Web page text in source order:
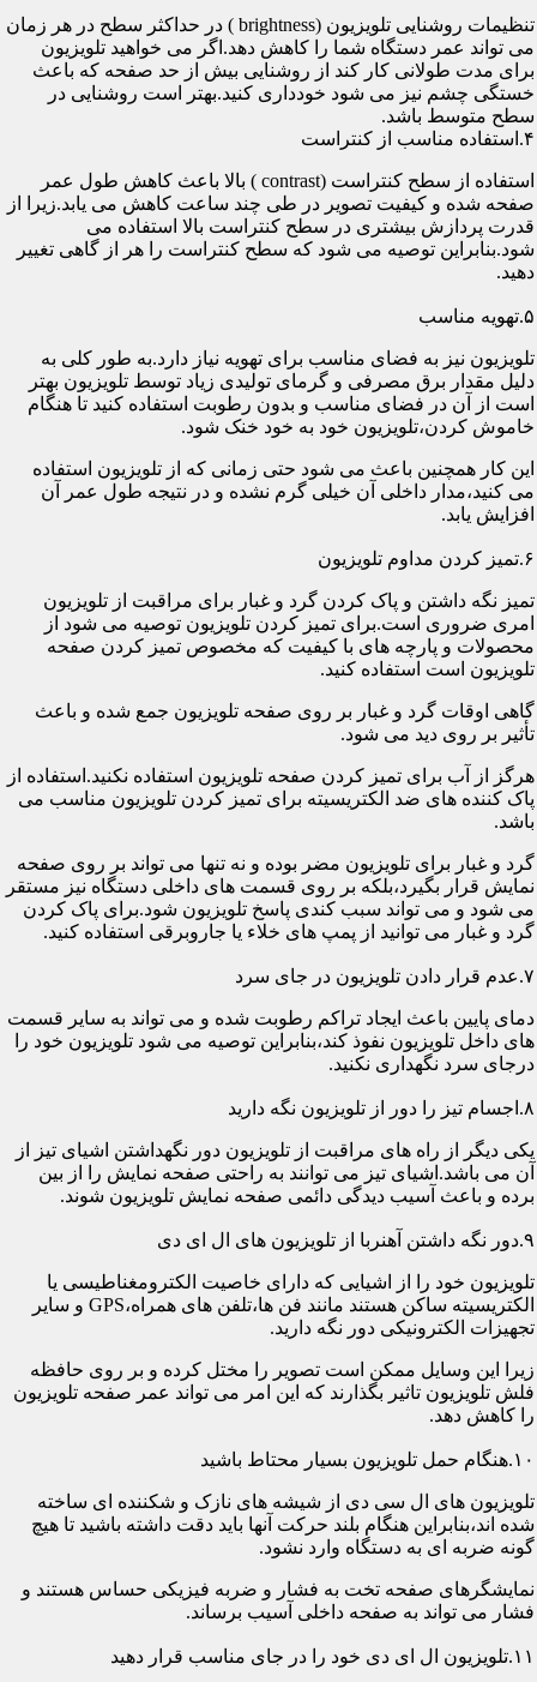
تنظیمات روشنایی تلویزیون (brightness ) در حداکثر سطح در هر زمان
می تواند عمر دستگاه شما را کاهش دهد.اگر می خواهید تلویزیون
برای مدت طولانی کار کند از روشنایی بیش از حد صفحه که باعث
خستگی چشم نیز می شود خودداری کنید.بهتر است روشنایی در
سطح متوسط باشد.
۴.استفاده مناسب از کنتراست
استفاده از سطح کنتراست (contrast ) بالا باعث کاهش طول عمر
صفحه شده و کیفیت تصویر در طی چند ساعت کاهش می یابد.زیرا از
قدرت پردازش بیشتری در سطح کنتراست بالا استفاده می
شود.بنابراین توصیه می شود که سطح کنتراست را هر از گاهی تغییر
دهید.
۵.تهویه مناسب
تلویزیون نیز به فضای مناسب برای تهویه نیاز دارد.به طور کلی به
دلیل مقدار برق مصرفی و گرمای تولیدی زیاد توسط تلویزیون بهتر
است از آن در فضای مناسب و بدون رطوبت استفاده کنید تا هنگام
خاموش کردن،تلویزیون خود به خود خنک شود.
این کار همچنین باعث می شود حتی زمانی که از تلویزیون استفاده
می کنید،مدار داخلی آن خیلی گرم نشده و در نتیجه طول عمر آن
افزایش یابد.
۶.تمیز کردن مداوم تلویزیون
تمیز نگه داشتن و پاک کردن گرد و غبار برای مراقبت از تلویزیون
امری ضروری است.برای تمیز کردن تلویزیون توصیه می شود از
محصولات و پارچه های با کیفیت که مخصوص تمیز کردن صفحه
تلویزیون است استفاده کنید.
گاهی اوقات گرد و غبار بر روی صفحه تلویزیون جمع شده و باعث
تأثیر بر روی دید می شود.
هرگز از آب برای تمیز کردن صفحه تلویزیون استفاده نکنید.استفاده از
پاک کننده های ضد الکتریسیته برای تمیز کردن تلویزیون مناسب می
باشد.
گرد و غبار برای تلویزیون مضر بوده و نه تنها می تواند بر روی صفحه
نمایش قرار بگیرد،بلکه بر روی قسمت های داخلی دستگاه نیز مستقر
می شود و می تواند سبب کندی پاسخ تلویزیون شود.برای پاک کردن
گرد و غبار می توانید از پمپ های خلاء یا جاروبرقی استفاده کنید.
۷.عدم قرار دادن تلویزیون در جای سرد
دمای پایین باعث ایجاد تراکم رطوبت شده و می تواند به سایر قسمت
های داخل تلویزیون نفوذ کند،بنابراین توصیه می شود تلویزیون خود را
درجای سرد نگهداری نکنید.
۸.اجسام تیز را دور از تلویزیون نگه دارید
یکی دیگر از راه های مراقبت از تلویزیون دور نگهداشتن اشیای تیز از
آن می باشد.اشیای تیز می توانند به راحتی صفحه نمایش را از بین
برده و باعث آسیب دیدگی دائمی صفحه نمایش تلویزیون شوند.
۹.دور نگه داشتن آهنربا از تلویزیون های ال ای دی
تلویزیون خود را از اشیایی که دارای خاصیت الکترومغناطیسی یا
الکتریسیته ساکن هستند مانند فن ها،تلفن های همراه،GPS و سایر
تجهیزات الکترونیکی دور نگه دارید.
زیرا این وسایل ممکن است تصویر را مختل کرده و بر روی حافظه
فلش تلویزیون تاثیر بگذارند که این امر می تواند عمر صفحه تلویزیون
را کاهش دهد.
۱۰.هنگام حمل تلویزیون بسیار محتاط باشید
تلویزیون های ال سی دی از شیشه های نازک و شکننده ای ساخته
شده اند،بنابراین هنگام بلند حرکت آنها باید دقت داشته باشید تا هیچ
گونه ضربه ای به دستگاه وارد نشود.
نمایشگرهای صفحه تخت به فشار و ضربه فیزیکی حساس هستند و
فشار می تواند به صفحه داخلی آسیب برساند.
۱۱.تلویزیون ال ای دی خود را در جای مناسب قرار دهید